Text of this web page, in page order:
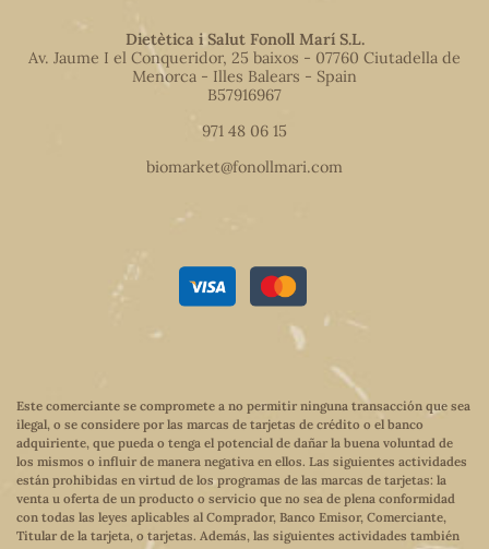
Dietètica i Salut Fonoll Marí S.L.
Av. Jaume I el Conqueridor, 25 baixos - 07760 Ciutadella de
Menorca - Illes Balears - Spain
B57916967
971 48 06 15
biomarket@fonollmari.com
Este comerciante se compromete a no permitir ninguna transacción que sea
ilegal, o se considere por las marcas de tarjetas de crédito o el banco
adquiriente, que pueda o tenga el potencial de dañar la buena voluntad de
los mismos o influir de manera negativa en ellos. Las siguientes actividades
están prohibidas en virtud de los programas de las marcas de tarjetas: la
venta u oferta de un producto o servicio que no sea de plena conformidad
con todas las leyes aplicables al Comprador, Banco Emisor, Comerciante,
Titular de la tarjeta, o tarjetas. Además, las siguientes actividades también